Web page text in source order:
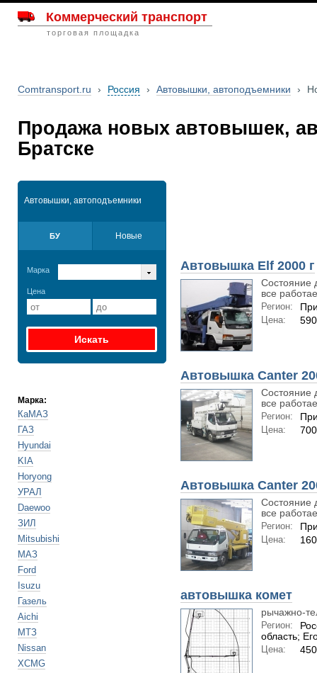
Коммерческий транспорт
торговая площадка
Comtransport.ru › Россия › Автовышки, автоподъемники ›
Продажа новых автовышек,
Братске
Автовышки, автоподъемники
БУ Новые
Марка
Цена
Марка:
КаМАЗ
ГАЗ
Hyundai
KIA
Horyong
УРАЛ
Daewoo
ЗИЛ
Mitsubishi
МАЗ
Ford
Isuzu
Газель
Aichi
МТЗ
Nissan
XCMG
Автовышка Elf 2000 г
Состояние
все
Регион:
Цена:
Автовышка Canter
Состояние
все
Регион:
Цена:
Автовышка Canter
Состояние
все
Регион:
Цена:
автовышка комет
рычажно-
Регион:
область;
Цена: